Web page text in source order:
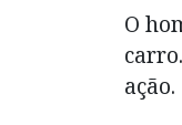
O
ação.